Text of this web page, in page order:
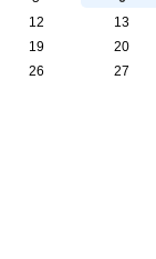
12 13
19 20
26 27